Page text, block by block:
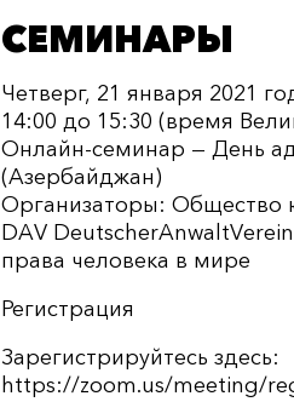
СЕМИНАРЫ
Четверг, 21 января 2021
14:00 до 15:30 (время
Онлайн-семинар — День
(Азербайджан)
Организаторы: Общество
DAV
права человека в мире
Регистрация
Зарегистрируйтесь здесь:
https://zoom.us/meeting/